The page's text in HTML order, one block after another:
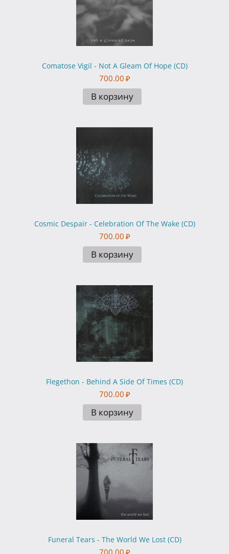
Comatose Vigil - Not A Gleam Of Hope (CD)
700.00 ₽
В корзину
Cosmic Despair - Celebration Of The Wake (CD)
700.00 ₽
В корзину
Flegethon - Behind A Side Of Times (CD)
700.00 ₽
В корзину
Funeral Tears - The World We Lost (CD)